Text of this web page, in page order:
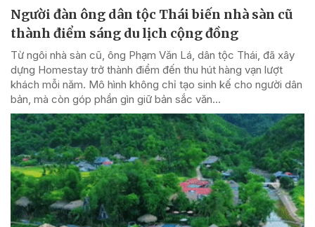
Người đàn ông dân tộc Thái biến nhà sàn cũ
thành điểm sáng du lịch cộng đồng
Từ ngôi nhà sàn cũ, ông Phạm Văn Lá, dân tộc Thái, đã xây
dựng Homestay trở thành điểm đến thu hút hàng vạn lượt
khách mỗi năm. Mô hình không chỉ tạo sinh kế cho người dân
bản, mà còn góp phần gìn giữ bản sắc văn...